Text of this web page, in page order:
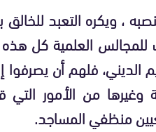
، ويكره التعبد للخالق
العلمية كل
فلهم أن يصرفوا
وغيرها من الأمور التي
منظفي المساجد.